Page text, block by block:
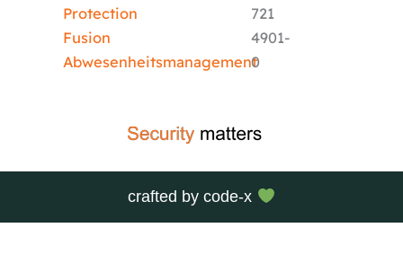
Protection
Fusion
Abwesenheitsmanagement
721
4901-
0
crafted bycode-x